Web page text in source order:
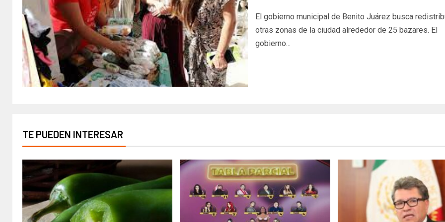
El gobierno municipal de Benito Juárez busca
otras zonas de la ciudad alrededor de 25 bazares. El
gobierno...
TE PUEDEN INTERESAR